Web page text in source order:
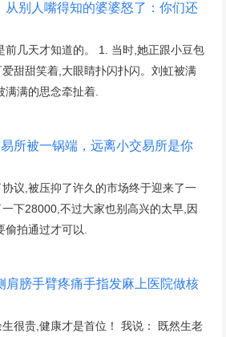
从别人嘴得知的婆婆怒了：你们还
前几天才知道的。 1. 当时,她正跟小豆包
甜甜笑着,大眼睛扑闪扑闪。刘虹被满
满的思念牵扯着.
所被一锅端，远离小交易所是你
议,被压抑了许久的市场终于迎来了一
下28000,不过大家也别高兴的太早,因
拍通过才可以.
肩膀手臂疼痛手指发麻上医院做核
很贵,健康才是首位！ 我说： 既然生老